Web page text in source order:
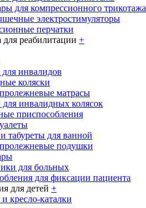
для компрессионного трикотажа
электростимуляторы
перчатки
для реабилитации +
инвалидов
коляски
матрасы
инвалидных колясок
приспособления
табуреты для ванной
подушки
для больных
для фиксации пациента
для детей +
кресло-каталки